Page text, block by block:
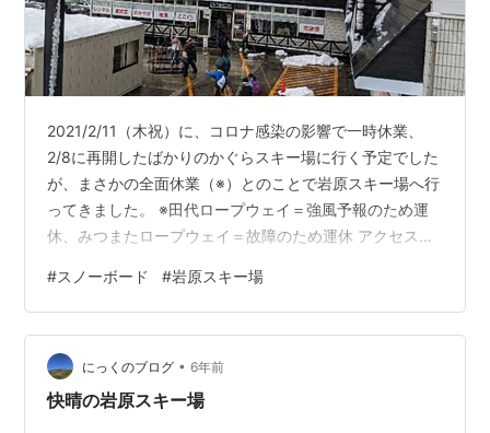
2021/2/11（木祝）に、コロナ感染の影響で一時休業、
2/8に再開したばかりのかぐらスキー場に行く予定でした
が、まさかの全面休業（※）とのことで岩原スキー場へ行
ってきました。 ※田代ロープウェイ＝強風予報のため運
休、みつまたロープウェイ＝故障のため運休 アクセス
沢駅 → 無料シャトルバス15分 →スキー場 越後湯沢駅起
点のスキー場は数多くありますが、バスで15分ほどとア
クセスが良いのが特徴です。 スキーセンター リゾートセ
ンター1と2という2つのスキーセンターがあります。 リ
ゾートセンター1はゲレンデ最下部、リゾートセンター2
#スノーボード #岩原スキー場
にっくのブログ • 6年前
快晴の岩原スキー場